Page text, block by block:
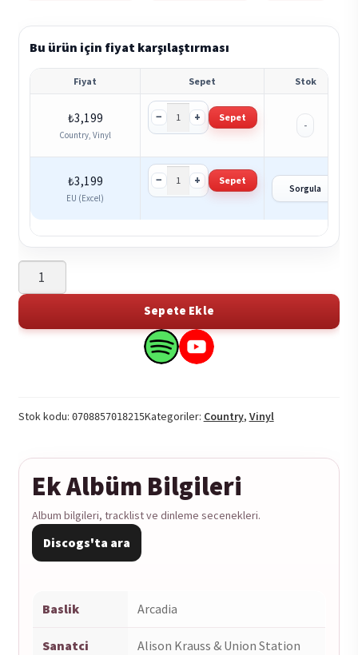
Bu ürün için fiyat karşılaştırması
Fiyat Sepet Stok
₺3,199
Country, Vinyl
− + Sepet
-
₺3,199
EU (Excel)
− + Sepet
Sorgula
Alison
Krauss
Union
1LP
Sepete Ekle
Search
on
Search
on
Stok kodu: 0708857018215Kategoriler: Country, Vinyl
Ek Albüm Bilgileri
Album bilgileri, tracklist ve dinleme secenekleri.
Discogs'ta ara
Baslik Arcadia
Sanatci Alison Krauss & Union Station